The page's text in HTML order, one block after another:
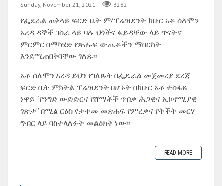
Sunday, November 21, 2021 3282
የፌደራል ጠቅላይ ፍርድ ቤት ም/ፕሬዝደንት ክቡር አቶ ሰለሞን
አረዳ ዳኞች በስራ ላይ ባሉ ህጎችና ፋይዳቸው ላይ ጥናትና
ምርምር በማካሄድ የጽሑፍ ውጤቶችን ማበርከት
እንደሚጠበቅባቸው ገለጹ፡፡
አቶ ሰለሞን አረዳ ይህን የገለጹት በፌዴራል መጀመሪያ ደረጃ
ፍርድ ቤት ምክትል ፕሬዝደንት በሆኑት በክቡር አቶ ተስፋዬ
ነዋይ “የንግድ ውድድርና የሸማቾች ጥበቃ ሕጋዊና ኢኮኖሚያዊ
ገጽታ” በሚል ርዕስ የታተመ መጽሐፍ የምረቃና የትችት መርሃ
ግብር ላይ ባስተላለፉት መልዕክት ነው፡፡
READ MORE